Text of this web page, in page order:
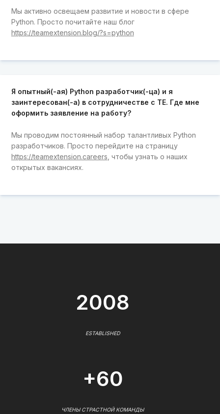
Мы активно освещаем развитие и новости в сфере
Python. Просто почитайте наш блог
https://teamextension.blog/?s=python
Я опытный(-ая) Python разработчик(-ца) и я
заинтересован(-а) в сотрудничестве с TE. Где мне
оформить заявление на работу?
Мы проводим постоянный набор талантливых Python
разработчиков. Просто перейдите на страницу
https://teamextension.careers , чтобы узнать о наших
открытых вакансиях.
2008
ESTABLISHED
+60
ЧЛЕНЫ СТРАСТНОЙ КОМАНДЫ